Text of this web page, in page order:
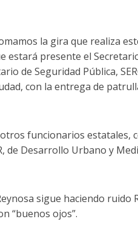
la gira que realiza
estará presente el
de Seguridad Pública,
con la entrega de
funcionarios estatales,
de Desarrollo Urbano y
sigue haciendo ruido
“buenos ojos”.